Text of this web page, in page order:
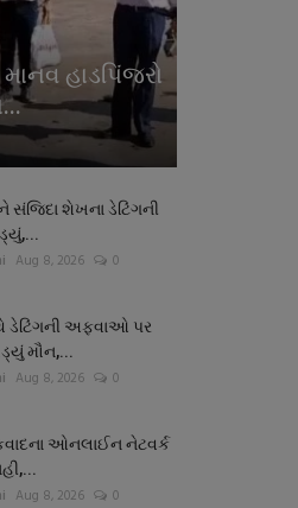
હાડપિંજરો
સંજિદા શેખના ડેટિંગની
Aug 8, 2026 0
ડેટિંગની અફવાઓ પર
મૌન,...
Aug 8, 2026 0
ઓનલાઈન નેટવર્ક
Aug 8, 2026 0